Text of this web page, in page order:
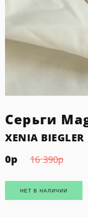
Серьги
XENIA BIEGLER
0р 16 390р
НЕТ В НАЛИЧИИ